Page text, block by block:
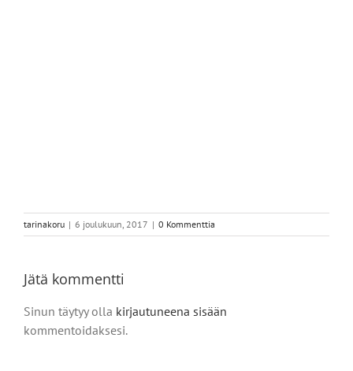
tarinakoru | 6 joulukuun, 2017 | 0 Kommenttia
Jätä kommentti
Sinun täytyy olla kirjautuneena sisään
kommentoidaksesi.